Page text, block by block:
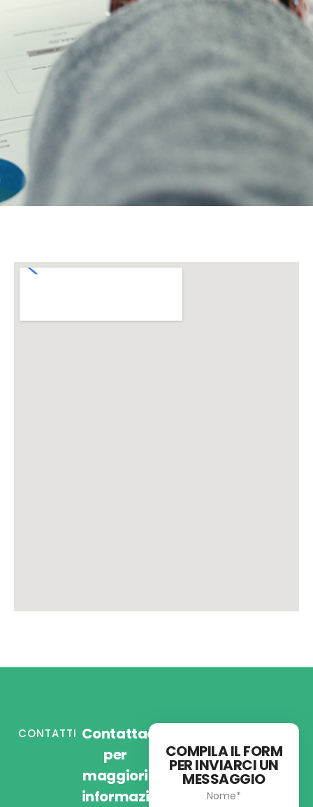
CONTATTI Contattaci
per
maggiori
informazioni
COMPILA IL FORM
PER INVIARCI UN
MESSAGGIO